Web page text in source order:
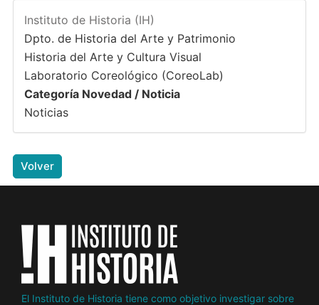
Instituto de Historia (IH)
Dpto. de Historia del Arte y Patrimonio
Historia del Arte y Cultura Visual
Laboratorio Coreológico (CoreoLab)
Categoría Novedad / Noticia
Noticias
Volver
El Instituto de Historia tiene como objetivo investigar sobre